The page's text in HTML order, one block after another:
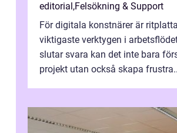
editorial,Felsökning & Support
För digitala konstnärer är
viktigaste verktygen i
slutar svara kan det inte bara
projekt utan också skapa